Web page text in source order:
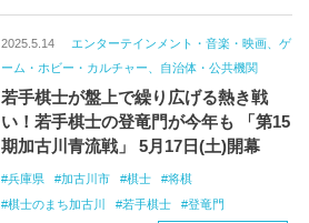
2025.5.14
エンターテインメント・音楽・映画、ゲ
ーム・ホビー・カルチャー、自治体・公共機関
若手棋士が盤上で繰り広げる熱き戦
い！若手棋士の登竜門が今年も 「第15
期加古川青流戦」 5月17日(土)開幕
兵庫県 加古川市 棋士
将棋
棋士のまち加古川
若手棋士
登竜門